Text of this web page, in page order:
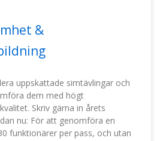
&
uppskattade simtävlingar och
dem med högt
Skriv gärna in årets
nu: För att genomföra en
funktionärer per pass, och utan